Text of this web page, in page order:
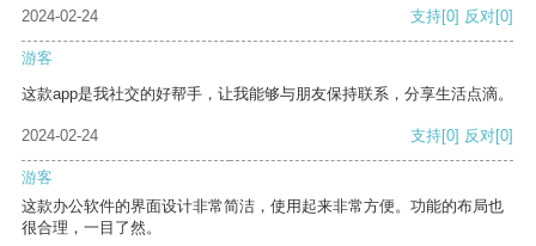
2024-02-24
支持[0] 反对[0]
游客
这款app是我社交的好帮手，让我能够与朋友保持联系，分享生活点滴。
2024-02-24 支持[0] 反对[0]
游客
这款办公软件的界面设计非常简洁，使用起来非常方便。功能的布局也
很合理，一目了然。